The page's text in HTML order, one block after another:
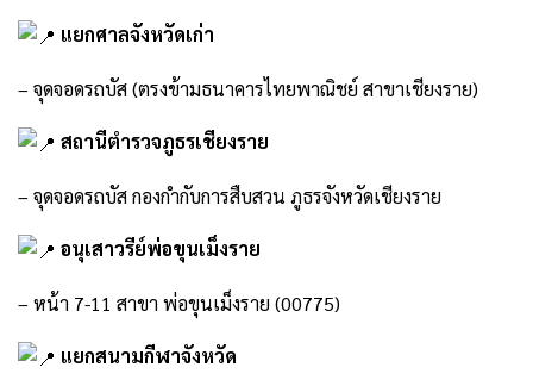
แยกศาลจังหวัดเก่า
– จุดจอดรถบัส (ตรงข้ามธนาคารไทยพาณิชย์ สาขาเชียงราย)
สถานีตำรวจภูธรเชียงราย
– จุดจอดรถบัส กองกำกับการสืบสวน ภูธรจังหวัดเชียงราย
อนุเสาวรีย์พ่อขุนเม็งราย
– หน้า 7-11 สาขา พ่อขุนเม็งราย (00775)
แยกสนามกีฬาจังหวัด